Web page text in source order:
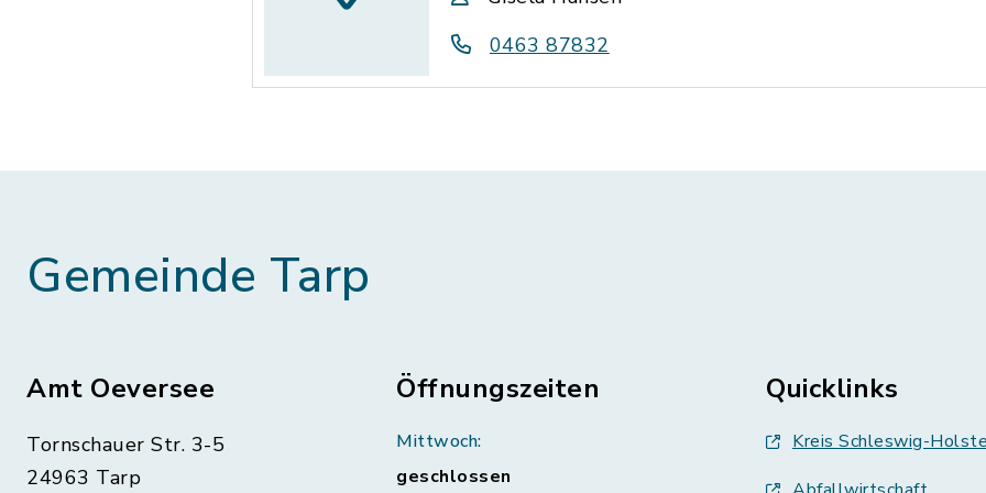
0463 87832
Gemeinde Tarp
Amt Oeversee
Tornschauer Str. 3-5
24963 Tarp
Öffnungszeiten
Mittwoch:
geschlossen
Quicklinks
Kreis Schleswig-